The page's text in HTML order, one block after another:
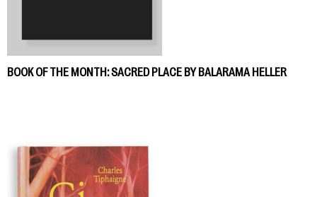
BOOK OF THE MONTH: SACRED PLACE BY BALARAMA HELLER